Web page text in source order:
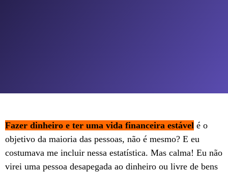
Fazer dinheiro e ter uma vida financeira estável é o
objetivo da maioria das pessoas, não é mesmo? E eu
costumava me incluir nessa estatística. Mas calma! Eu não
virei uma pessoa desapegada ao dinheiro ou livre de bens